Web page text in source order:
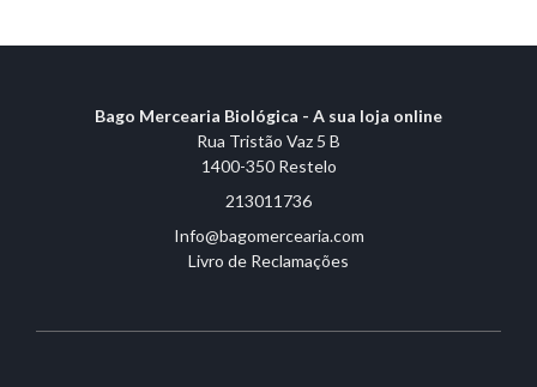
Bago Mercearia Biológica - A sua loja online
Rua Tristão Vaz 5 B
1400-350 Restelo
213011736
Info@bagomercearia.com
Livro de Reclamações